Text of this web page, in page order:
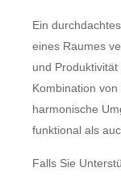
Ein
eines Raumes
und
Kombination
harmonische
funktional als
Falls Sie